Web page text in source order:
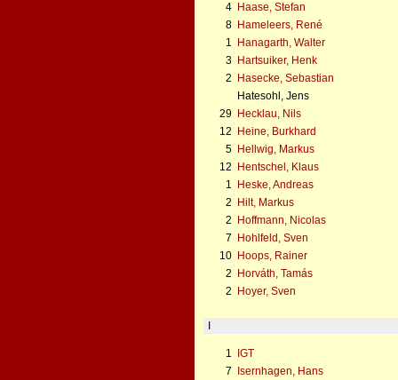
4 Haase, Stefan
8 Hameleers, René
1
Hanagarth, Walter
3 Hartsuiker, Henk
2
Hasecke, Sebastian
Hatesohl, Jens
29 Hecklau, Nils
12
Heine, Burkhard
5 Hellwig, Markus
12
Hentschel, Klaus
1
Heske, Andreas
2
Hilt, Markus
2
Hoffmann, Nicolas
7
Hohlfeld, Sven
10 Hoops, Rainer
2
Horváth, Tamás
2
Hoyer, Sven
1
IGT
7
Isernhagen, Hans